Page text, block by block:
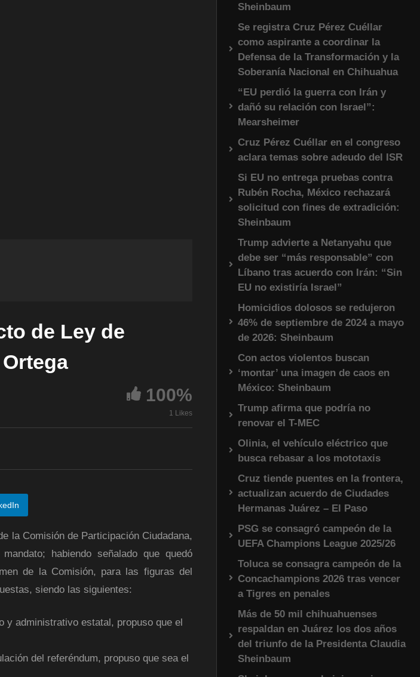
de Ley de
100%
1 Likes
la Comisión de Participación Ciudadana,
habiendo señalado que quedó
de la Comisión, para las figuras del
siendo las siguientes:
y administrativo estatal, propuso que el
del referéndum, propuso que sea el
Sheinbaum
Se registra Cruz Pérez Cuéllar
como aspirante a coordinar la
Defensa de la Transformación y la
Soberanía Nacional en Chihuahua
“EU perdió la guerra con Irán y
dañó su relación con Israel”:
Mearsheimer
Cruz Pérez Cuéllar en el congreso
aclara temas sobre adeudo del ISR
Si EU no entrega pruebas contra
Rubén Rocha, México rechazará
solicitud con fines de extradición:
Sheinbaum
Trump advierte a Netanyahu que
debe ser “más responsable” con
Líbano tras acuerdo con Irán: “Sin
EU no existiría Israel”
Homicidios dolosos se redujeron
46% de septiembre de 2024 a mayo
de 2026: Sheinbaum
Con actos violentos buscan
‘montar’ una imagen de caos en
México: Sheinbaum
Trump afirma que podría no
renovar el T-MEC
Olinia, el vehículo eléctrico que
busca rebasar a los mototaxis
Cruz tiende puentes en la frontera,
actualizan acuerdo de Ciudades
Hermanas Juárez – El Paso
PSG se consagró campeón de la
UEFA Champions League 2025/26
Toluca se consagra campeón de la
Concachampions 2026 tras vencer
a Tigres en penales
Más de 50 mil chihuahuenses
respaldan en Juárez los dos años
del triunfo de la Presidenta Claudia
Sheinbaum